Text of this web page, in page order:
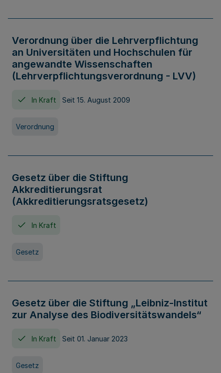
Verordnung über die Lehrverpflichtung
an Universitäten und Hochschulen für
angewandte Wissenschaften
(Lehrverpflichtungsverordnung - LVV)
In Kraft Seit 15. August 2009
Verordnung
Gesetz über die Stiftung
Akkreditierungsrat
(Akkreditierungsratsgesetz)
In Kraft
Gesetz
Gesetz über die Stiftung „Leibniz-Institut
zur Analyse des Biodiversitätswandels“
In Kraft Seit 01. Januar 2023
Gesetz